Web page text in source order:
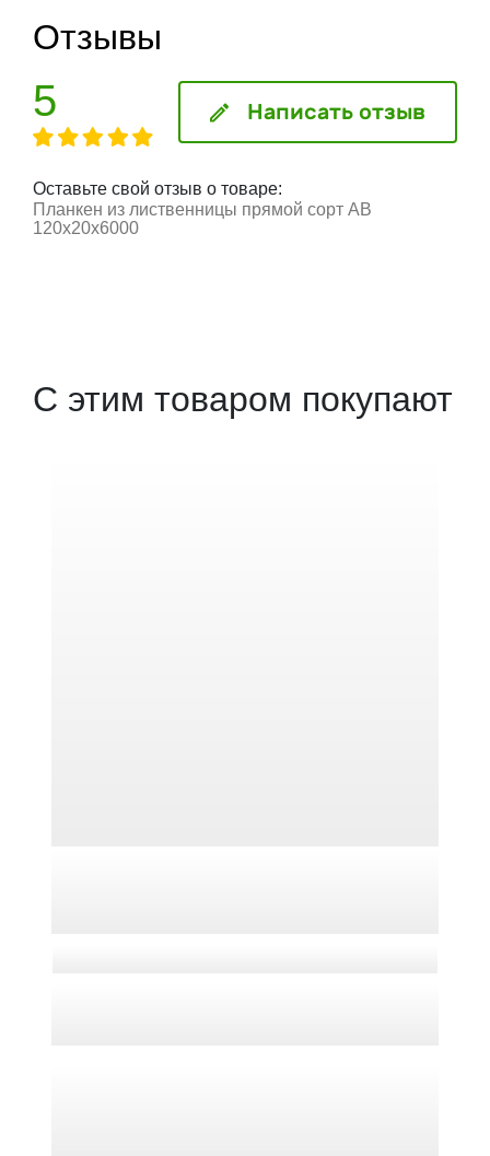
Отзывы
5 Написать отзыв
Оставьте свой отзыв о товаре:
Планкен из лиственницы прямой сорт АВ
120x20x6000